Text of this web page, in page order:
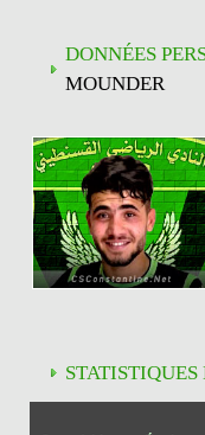
DONNÉES
MOUNDER
STATISTIQUES